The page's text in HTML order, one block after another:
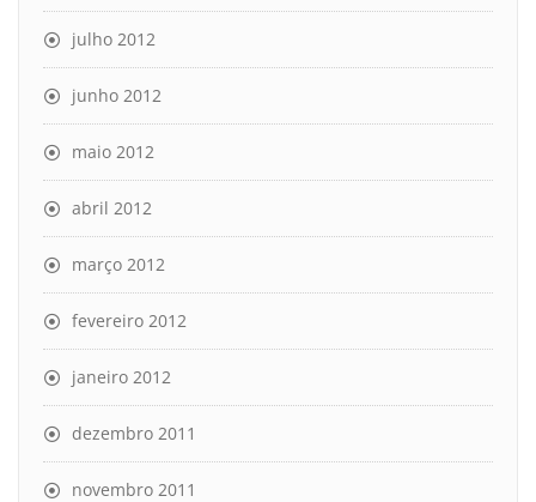
julho 2012
junho 2012
maio 2012
abril 2012
março 2012
fevereiro 2012
janeiro 2012
dezembro 2011
novembro 2011